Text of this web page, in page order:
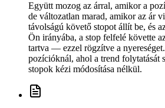
Együtt mozog az árral, amikor a
de változatlan marad, amikor az ár
távolságú követő stopot állít be, és
Ön irányába, a stop felfelé követte
tartva — ezzel rögzítve a
pozícióknál, ahol a trend folytatását
stopok kézi módosítása nélkül.